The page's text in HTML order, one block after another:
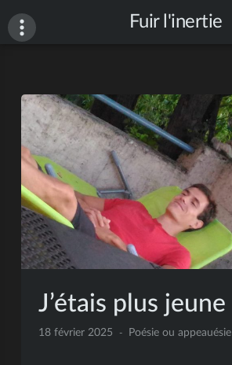
Fuir l'inertie
J’étais plus jeune
18 février 2025 Poésie ou appeauésie